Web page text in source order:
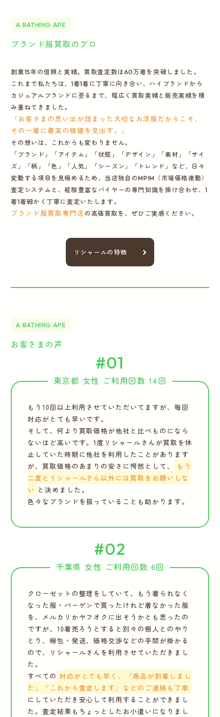
A BATHING APE
ブランド服買取のプロ
創業15年の信頼と実績。買取査定数は60万着を突破しました。
これまで私たちは、1着1着に丁寧に向き合い、ハイブランドから
カジュアルブランドに至るまで、幅広く買取実績と販売実績を積
み重ねてきました。
「お客さまの思い出が詰まった大切なお洋服だからこそ、
その一着に最高の価値を見出す。」
その想いは、これからも変わりません。
「ブランド」「アイテム」「状態」「デザイン」「素材」「サイ
ズ」「柄」「色」「人気」「シーズン」「トレンド」など、日々
変動する項目を見極めるため、当店独自のMPIM（市場価格連動）
査定システムと、経験豊富なバイヤーの専門知識を掛け合わせ、1
着1着細かく丁寧に査定いたします。
ブランド服買取専門店の高価買取を、ぜひご実感ください。
リシャールの特徴
A BATHING APE
お客さまの声
#01
東京都 女性 ご利用回数 14回
もう10回以上利用させていただいてますが、毎回
対応がとても早いです。
そして、何より買取価格が他社と比べものになら
ないほど高いです。1度リシャールさんが買取を休
止していた時期に他社を利用したことがあります
が、買取価格のあまりの安さに愕然として、
もう
二度とリシャールさん以外には買取をお願いしな
い と決めました。
色々なブランドを扱っていることも助かります。
#02
千葉県 女性 ご利用回数 6回
クローゼットの整理をしていて、もう着られなく
なった服・バーゲンで買ったけれど着なかった服
を、メルカリかヤフオクに出そうかとも思ったの
ですが、10着売ろうとすると別々の個人とのやり
とり、梱包・発送、価格交渉などの手間が掛かる
ので、リシャールさんを利用させていただきまし
た。
すべての 対応がとても早く、「商品が到着しまし
た」「これから査定します」などのご連絡も丁寧
にしていただき安心して利用することができまし
た。査定結果もちょっとしたお小遣いになりまし